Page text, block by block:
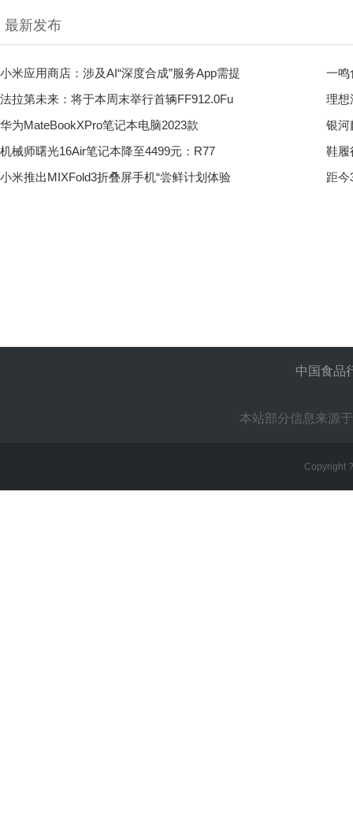
最新发布
小米应用商店：涉及AI“深度合成”服务App需提
一鸣
法拉第未来：将于本周末举行首辆FF912.0Fu
理想
华为MateBookXPro笔记本电脑2023款
银河
机械师曙光16Air笔记本降至4499元：R77
鞋履
小米推出MIXFold3折叠屏手机“尝鲜计划体验
距今
中国食品
本站部分信息来源
Copyright